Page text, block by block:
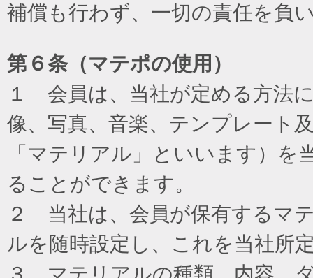
補償も行わず、一切の責任を負
第６条（マテポの使用）
１ 会員は、当社が定める方法
像、写真、音楽、テンプレート
「マテリアル」といいます）
ることができます。
２ 当社は、会員が保有するマ
ルを随時設定し、これを当社所